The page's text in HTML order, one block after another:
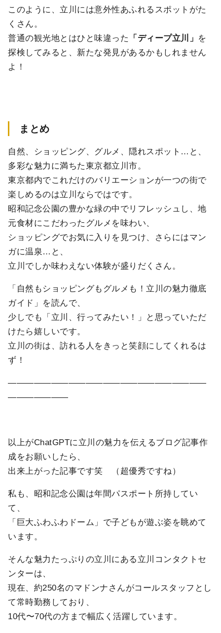
このように、立川には意外性あふれるスポットがた
くさん。
普通の観光地とはひと味違った
「ディープ立川」 を
探検してみると、新たな発見があるかもしれません
よ！
まとめ
自然、ショッピング、グルメ、隠れスポット…と、
多彩な魅力に満ちた東京都立川市。
東京都内でこれだけのバリエーションが一つの街で
楽しめるのは立川ならではです。
昭和記念公園の豊かな緑の中でリフレッシュし、地
元食材にこだわったグルメを味わい、
ショッピングでお気に入りを見つけ、さらにはマン
ガに温泉…と、
立川でしか味わえない体験が盛りだくさん。
「自然もショッピングもグルメも！立川の魅力徹底
ガイド」を読んで、
少しでも「立川、行ってみたい！」と思っていただ
けたら嬉しいです。
立川の街は、訪れる人をきっと笑顔にしてくれるは
ず！
―――――――――――――――――――――――
―――――――
以上がChatGPTに立川の魅力を伝えるブログ記事作
成をお願いしたら、
出来上がった記事です笑 （超優秀ですね）
私も、昭和記念公園は年間パスポート所持してい
て、
「巨大ふわふわドーム」で子どもが遊ぶ姿を眺めて
います。
そんな魅力たっぷりの立川にある立川コンタクトセ
ンターは、
現在、約250名のマドンナさんがコールスタッフとし
て常時勤務しており、
10代〜70代の方まで幅広く活躍しています。